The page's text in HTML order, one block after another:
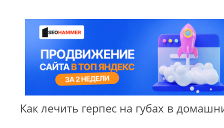
Как лечить герпес на губах в